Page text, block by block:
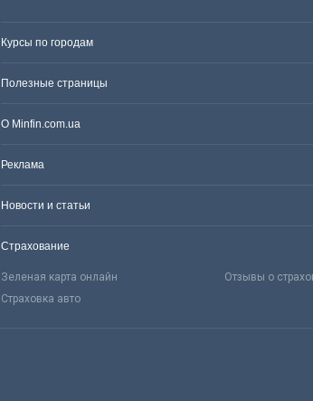
Курсы по городам
Полезные страницы
О Minfin.com.ua
Реклама
Новости и статьи
Страхование
Зеленая карта онлайн Отзывы о
Страховка авто